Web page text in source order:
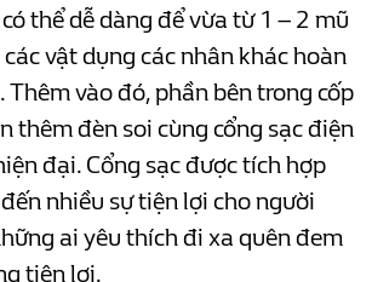
thể dễ dàng để vừa từ 1 – 2 mũ
vật dụng các nhân khác hoàn
vào đó, phần bên trong cốp
thêm đèn soi cùng cổng sạc điện
đại. Cổng sạc được tích hợp
nhiều sự tiện lợi cho người
ai yêu thích đi xa quên đem
tiện lợi.